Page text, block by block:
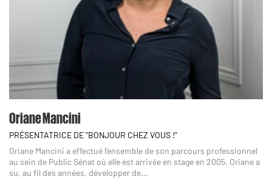
Oriane Mancini
PRÉSENTATRICE DE "BONJOUR CHEZ VOUS !"
Oriane Mancini a effectué l’ensemble de son parcours professionnel
au sein de Public Sénat où elle est arrivée en stage en 2005. Oriane a
su, au fil des années, développer de...